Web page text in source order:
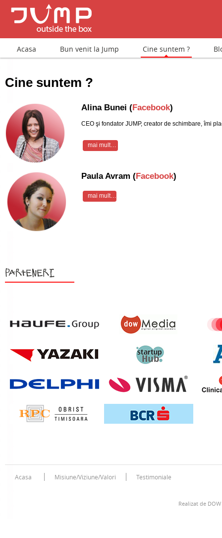
Acasa Bun venit la Jump Cine suntem ?
Cine suntem ?
Alina Bunei (Facebook)
CEO şi fondator JUMP, creator de schimbare, îmi
mai mult…
Paula Avram (Facebook)
mai mult…
Parteneri
Acasa Misiune/Viziune/Valori Testimoniale
Realizat de